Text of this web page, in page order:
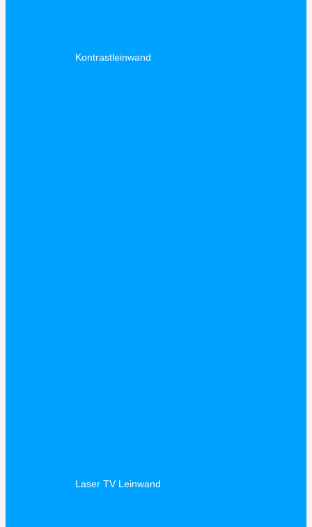
Kontrastleinwand
Laser TV Leinwand